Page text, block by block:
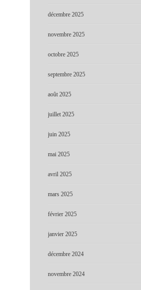
décembre 2025
novembre 2025
octobre 2025
septembre 2025
août 2025
juillet 2025
juin 2025
mai 2025
avril 2025
mars 2025
février 2025
janvier 2025
décembre 2024
novembre 2024